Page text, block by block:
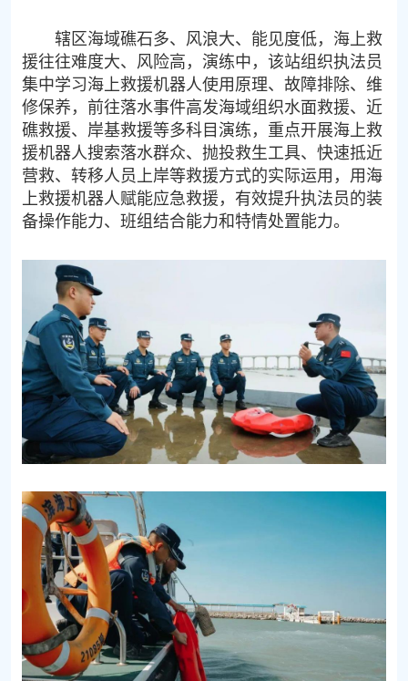
辖区海域礁石多、风浪大、能见度低，海上救
援往往难度大、风险高，演练中，该站组织执法员
集中学习海上救援机器人使用原理、故障排除、维
修保养，前往落水事件高发海域组织水面救援、近
礁救援、岸基救援等多科目演练，重点开展海上救
援机器人搜索落水群众、抛投救生工具、快速抵近
营救、转移人员上岸等救援方式的实际运用，用海
上救援机器人赋能应急救援，有效提升执法员的装
备操作能力、班组结合能力和特情处置能力。